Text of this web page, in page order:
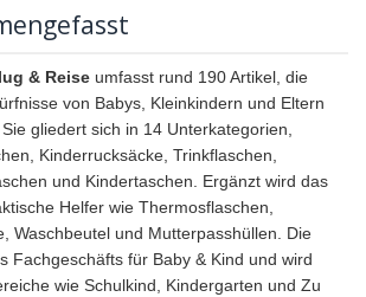
& Reise umfasst rund 190 Artikel, die
von Babys, Kleinkindern und Eltern
gliedert sich in 14 Unterkategorien,
Kinderrucksäcke, Trinkflaschen,
und Kindertaschen. Ergänzt wird das
Helfer wie Thermosflaschen,
Waschbeutel und Mutterpasshüllen. Die
Fachgeschäfts für Baby & Kind und wird
wie Schulkind, Kindergarten und Zu